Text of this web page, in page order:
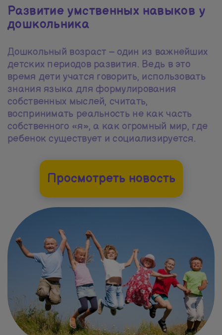
Развитие умственных навыков у
дошкольника
Дошкольный возраст – один из важнейших
детских периодов развития. Ведь в это
время дети учатся говорить, использовать
знания языка для формулирования
собственных мыслей, считать,
воспринимать реальность не как часть
собственного «я», а как огромный мир, где
ребенок существует и социализируется.
Просмотреть новость